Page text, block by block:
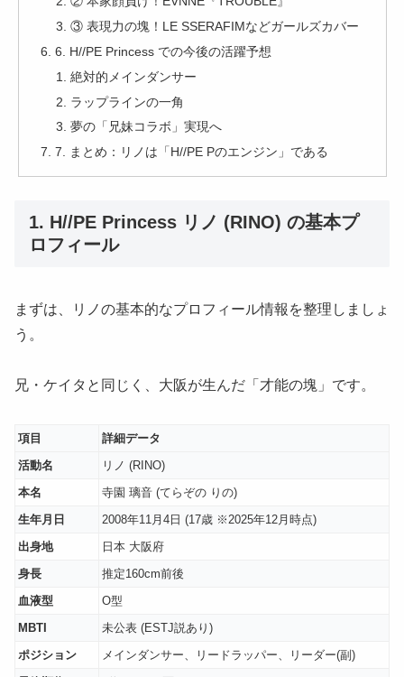
③ 表現力の塊！LE SSERAFIMなどガールズカバー
6. H//PE Princess での今後の活躍予想
絶対的メインダンサー
ラップラインの一角
夢の「兄妹コラボ」実現へ
7. まとめ：リノは「H//PE Pのエンジン」である
1. H//PE Princess リノ (RINO) の基本プ
ロフィール
まずは、リノの基本的なプロフィール情報を整理しましょ
う。
兄・ケイタと同じく、大阪が生んだ「才能の塊」です。
項目
詳細データ
活動名
リノ (RINO)
本名
寺園 璃音 (てらぞの りの)
生年月日
2008年11月4日 (17歳 ※2025年12月時点)
出身地
日本 大阪府
身長
推定160cm前後
血液型
O型
MBTI
未公表 (ESTJ説あり)
ポジション
メインダンサー、リードラッパー、リーダー(副)